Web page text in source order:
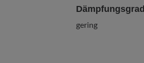
Dämpfungsgrad
gering